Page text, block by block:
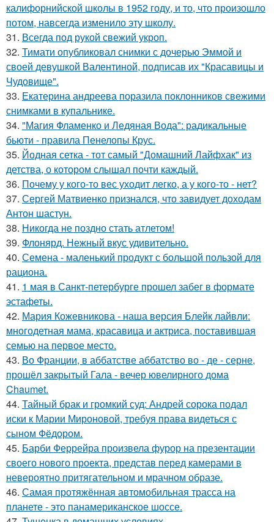
калифорнийской школы в 1952 году, и то, что произошло
потом, навсегда изменило эту школу.
31. Всегда под рукой свежий укроп.
32. Тимати опубликовал снимки с дочерью Эммой и
своей девушкой Валентиной, подписав их "Красавицы и
Чудовище".
33. Екатерина андреева поразила поклонников свежими
снимками в купальнике.
34. "Магия Фламенко и Ледяная Вода": радикальные
бьюти - правила Пенелопы Крус.
35. Йодная сетка - тот самый "Домашний Лайфхак" из
детства, о котором слышал почти каждый.
36. Почему у кого-то вес уходит легко, а у кого-то - нет?
37. Сергей Матвиенко признался, что завидует доходам
Антон шастун.
38. Никогда не поздно стать атлетом!
39. Флонярд. Нежный вкус удивительно.
40. Семена - маленький продукт с большой пользой для
рациона.
41. 1 мая в Санкт-петербурге прошел забег в формате
эстафеты.
42. Мария Кожевникова - наша версия Блейк лайвли:
многодетная мама, красавица и актриса, поставившая
семью на первое место.
43. Во Франции, в аббатстве аббатство во - де - серне,
прошёл закрытый Гала - вечер ювелирного дома
Chaumet.
44. Тайный брак и громкий суд: Андрей сорока подал
иски к Марии Мироновой, требуя права видеться с
сыном Фёдором.
45. Барби Феррейра произвела фурор на презентации
своего нового проекта, представ перед камерами в
невероятно притягательном и мрачном образе.
46. Самая протяжённая автомобильная трасса на
планете - это панамериканское шоссе.